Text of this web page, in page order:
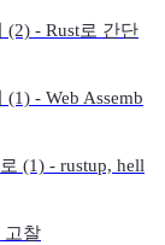
(2) - Rust로 간단
- Web Assemb
(1) - rustup, hell
고찰